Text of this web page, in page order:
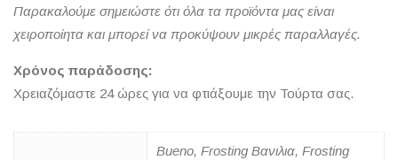
Παρακαλούμε σημειώστε ότι όλα τα προϊόντα μας είναι
χειροποίητα και μπορεί να προκύψουν μικρές παραλλαγές.
Χρόνος παράδοσης:
Χρειαζόμαστε 24 ώρες για να φτιάξουμε την Τούρτα σας.
Bueno, Frosting Βανιλια, Frosting